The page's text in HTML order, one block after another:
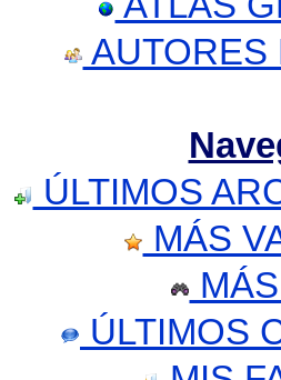
AUTORES
ÚLTIMOS
MÁS
ÚLTIMOS